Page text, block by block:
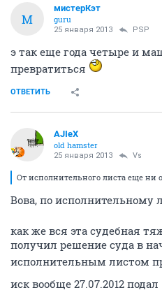
М
мистерКэт
guru
25 января 2013 PSP
э так еще года четыре и
превратиться
ОТВЕТИТЬ
AJIeX
old hamster
25 января 2013 Vs
От исполнительного листа еще ни
Вова, по исполнительному
как же вся эта судебная
получил решение суда в
исполнительным листом
иск вообще 27.07.2012 подал